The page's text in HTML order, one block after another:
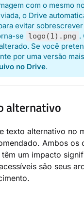
com o mesmo
o Drive
evitar
se logo(1).png .
Se você
por uma versão
no Drive.
alternativo
texto alternativo no
Ambos os
um impacto
são seus